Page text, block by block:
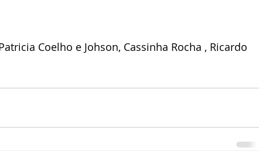
Coelho e Johson, Cassinha Rocha , Ricardo